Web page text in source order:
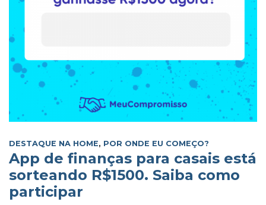
DESTAQUE NA HOME, POR ONDE EU COMEÇO?
App de finanças para casais está
sorteando R$1500. Saiba como
participar